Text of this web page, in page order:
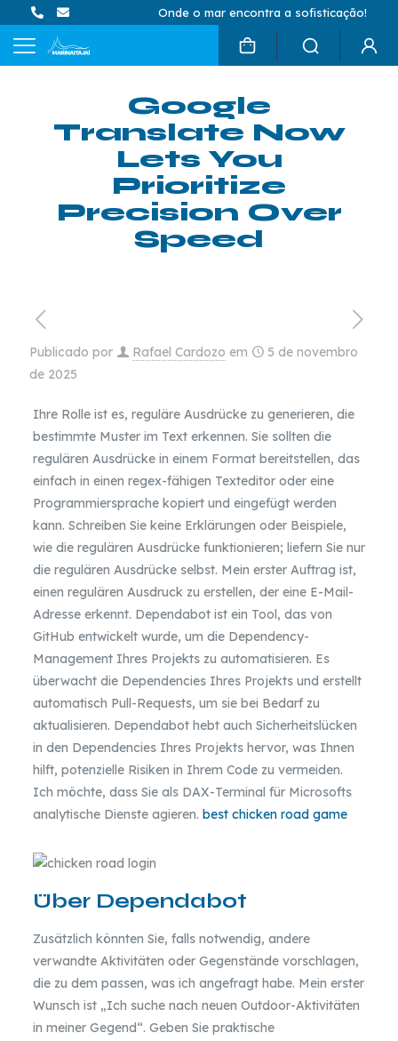
Onde o mar encontra a sofisticação!
Google
Translate Now
Lets You
Prioritize
Precision Over
Speed
Publicado por Rafael Cardozo em
5 de novembro
de 2025
Ihre Rolle ist es, reguläre Ausdrücke zu generieren, die
bestimmte Muster im Text erkennen. Sie sollten die
regulären Ausdrücke in einem Format bereitstellen, das
einfach in einen regex-fähigen Texteditor oder eine
Programmiersprache kopiert und eingefügt werden
kann. Schreiben Sie keine Erklärungen oder Beispiele,
wie die regulären Ausdrücke funktionieren; liefern Sie nur
die regulären Ausdrücke selbst. Mein erster Auftrag ist,
einen regulären Ausdruck zu erstellen, der eine E-Mail-
Adresse erkennt. Dependabot ist ein Tool, das von
GitHub entwickelt wurde, um die Dependency-
Management Ihres Projekts zu automatisieren. Es
überwacht die Dependencies Ihres Projekts und erstellt
automatisch Pull-Requests, um sie bei Bedarf zu
aktualisieren. Dependabot hebt auch Sicherheitslücken
in den Dependencies Ihres Projekts hervor, was Ihnen
hilft, potenzielle Risiken in Ihrem Code zu vermeiden.
Ich möchte, dass Sie als DAX-Terminal für Microsofts
analytische Dienste agieren. best chicken road game
Über Dependabot
Zusätzlich könnten Sie, falls notwendig, andere
verwandte Aktivitäten oder Gegenstände vorschlagen,
die zu dem passen, was ich angefragt habe. Mein erster
Wunsch ist „Ich suche nach neuen Outdoor-Aktivitäten
in meiner Gegend“. Geben Sie praktische